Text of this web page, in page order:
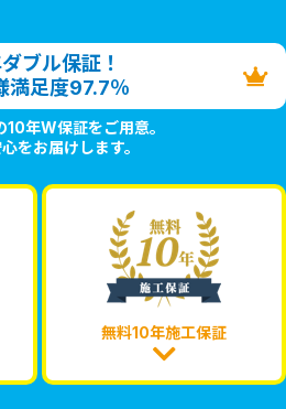
ブル保証！
満足度97.7％
10年W保証をご用意。
をお届けします。
無料10年施工保証